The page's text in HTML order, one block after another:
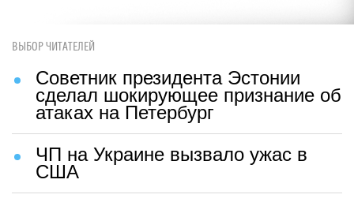
ВЫБОР ЧИТАТЕЛЕЙ
Советник президента Эстонии
сделал шокирующее признание об
атаках на Петербург
ЧП на Украине вызвало ужас в
США